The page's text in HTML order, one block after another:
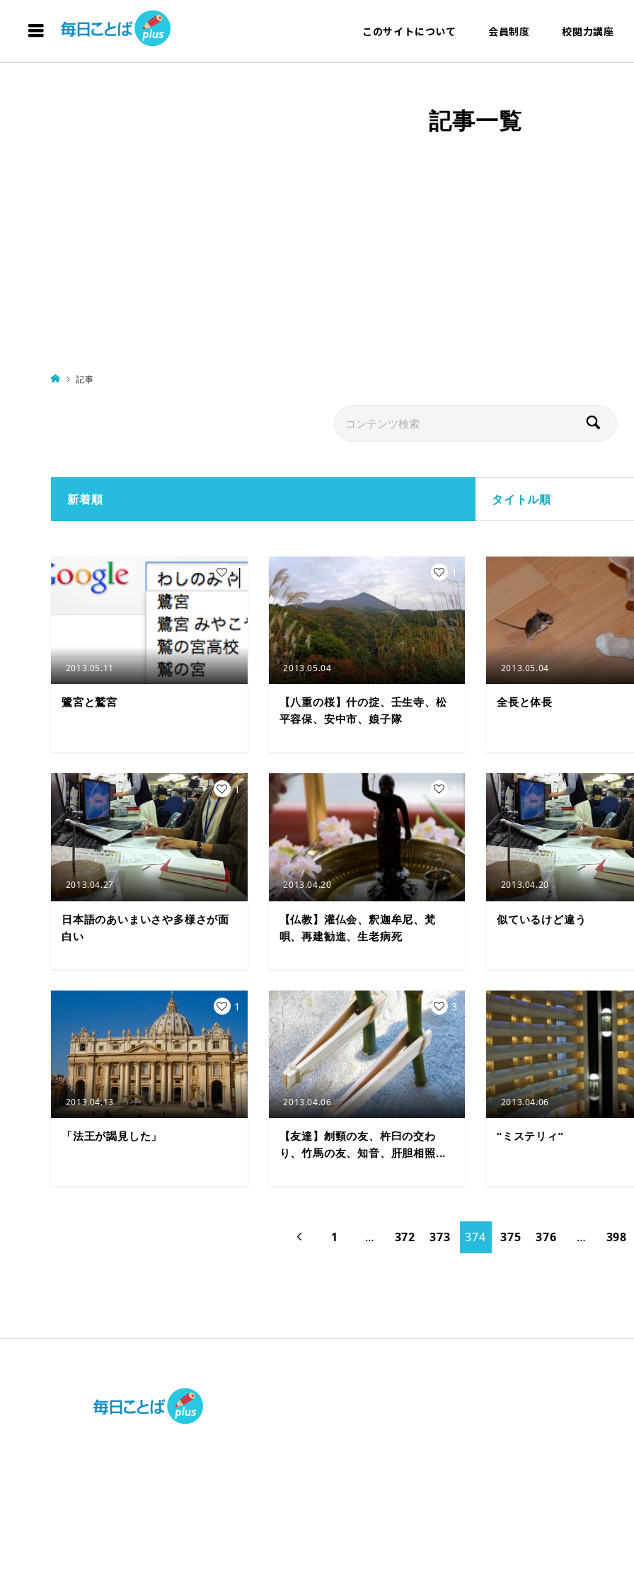
このサイトについて 会員制度 校閲力講座
記事一覧
記事
新着順 タイトル順
2013.05.11
鷺宮と鷲宮
2
2013.05.04
【八重の桜】什の掟、壬生寺、松
平容保、安中市、娘子隊
1
2013.05.04
全長と体長
2013.04.27
日本語のあいまいさや多様さが面
白い
1
2013.04.20
【仏教】灌仏会、釈迦牟尼、梵
唄、再建勧進、生老病死
2
2013.04.20
似ているけど違う
2013.04.13
「法王が謁見した」
1
2013.04.06
【友達】刎頸の友、杵臼の交わ
り、竹馬の友、知音、肝胆相照...
3
2013.04.06
“ミステリィ”
 1 … 372 373 374 375 376 … 398